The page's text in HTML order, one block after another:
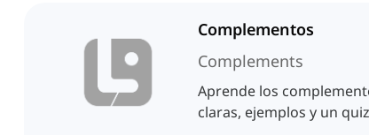
Complementos
Complements
Aprende los
claras, ejemplos y un